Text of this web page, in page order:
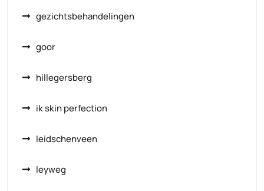
gezichtsbehandelingen
goor
hillegersberg
ik skin perfection
leidschenveen
leyweg